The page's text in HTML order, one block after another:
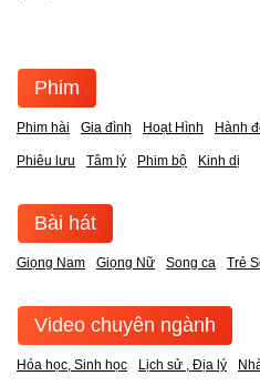
Phim
Phim hài Gia đình Hoạt Hình Hành
Phiêu lưu Tâm lý Phim bộ Kinh dị
Bài hát
Giọng Nam Giọng Nữ Song ca Trẻ
Video chuyên ngành
Hóa học, Sinh học Lịch sử , Địa lý